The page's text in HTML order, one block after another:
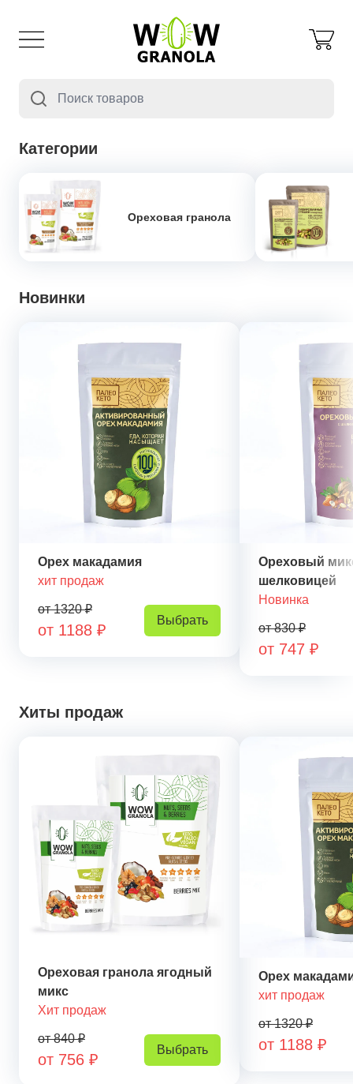
Категории
Ореховая гранола
Новинки
Орех макадамия
хит продаж
от 1320 ₽
от 1188 ₽
Выбрать
Ореховый
шелковицей
Новинка
от 830 ₽
от 747 ₽
Хиты продаж
Ореховая гранола ягодный
микс
Хит продаж
от 840 ₽
от 756 ₽
Выбрать
Орех
хит продаж
от 1320 ₽
от 1188 ₽